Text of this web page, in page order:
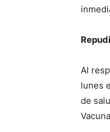
Al
lunes
de